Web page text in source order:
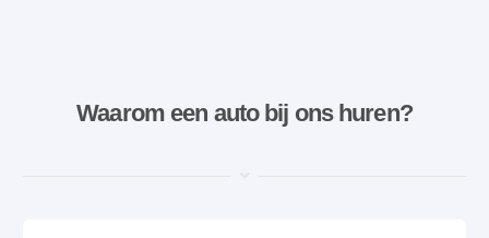
Waarom een ​​auto bij ons huren?